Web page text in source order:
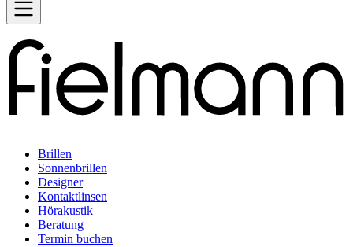
Brillen
Sonnenbrillen
Designer
Kontaktlinsen
Hörakustik
Beratung
Termin buchen